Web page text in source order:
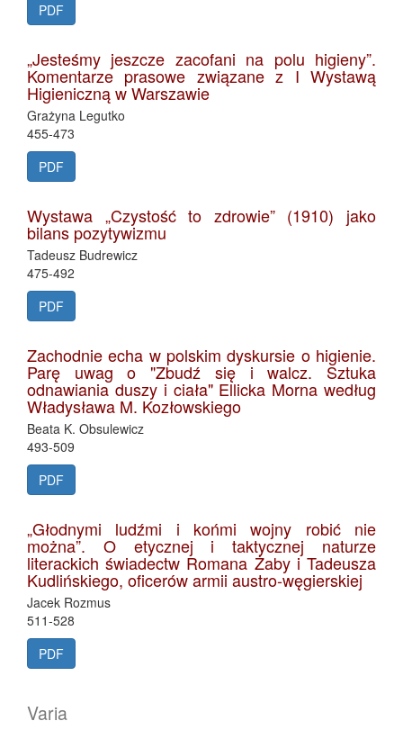
PDF
„Jesteśmy jeszcze zacofani na polu higieny”.
Komentarze prasowe związane z I Wystawą
Higieniczną w Warszawie
Grażyna Legutko
455-473
PDF
Wystawa „Czystość to zdrowie” (1910) jako
bilans pozytywizmu
Tadeusz Budrewicz
475-492
PDF
Zachodnie echa w polskim dyskursie o higienie.
Parę uwag o "Zbudź się i walcz. Sztuka
odnawiania duszy i ciała" Ellicka Morna według
Władysława M. Kozłowskiego
Beata K. Obsulewicz
493-509
PDF
„Głodnymi ludźmi i końmi wojny robić nie
można”. O etycznej i taktycznej naturze
literackich świadectw Romana Żaby i Tadeusza
Kudlińskiego, oficerów armii austro-węgierskiej
Jacek Rozmus
511-528
PDF
Varia